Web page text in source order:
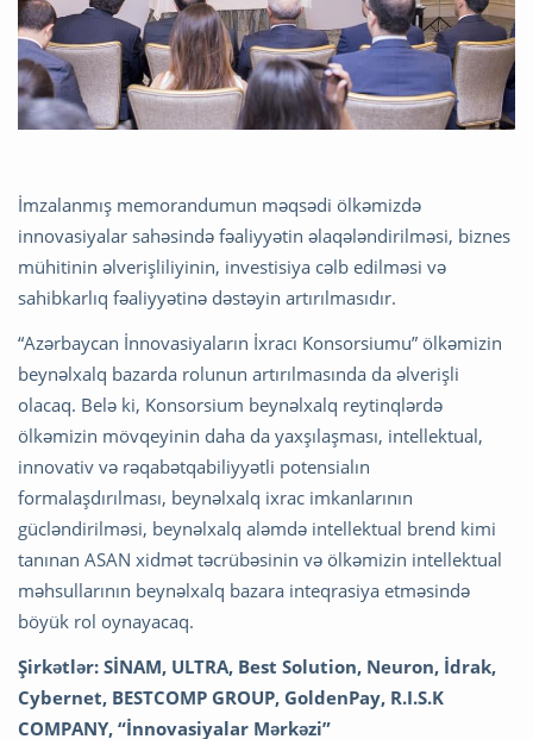
İmzalanmış memorandumun məqsədi ölkəmizdə
innovasiyalar sahəsində fəaliyyətin əlaqələndirilməsi, biznes
mühitinin əlverişliliyinin, investisiya cəlb edilməsi və
sahibkarlıq fəaliyyətinə dəstəyin artırılmasıdır.
“Azərbaycan İnnovasiyaların İxracı Konsorsiumu” ölkəmizin
beynəlxalq bazarda rolunun artırılmasında da əlverişli
olacaq. Belə ki, Konsorsium beynəlxalq reytinqlərdə
ölkəmizin mövqeyinin daha da yaxşılaşması, intellektual,
innovativ və rəqabətqabiliyyətli potensialın
formalaşdırılması, beynəlxalq ixrac imkanlarının
gücləndirilməsi, beynəlxalq aləmdə intellektual brend kimi
tanınan ASAN xidmət təcrübəsinin və ölkəmizin intellektual
məhsullarının beynəlxalq bazara inteqrasiya etməsində
böyük rol oynayacaq.
Şirkətlər: SİNAM, ULTRA, Best Solution, Neuron, İdrak,
Cybernet, BESTCOMP GROUP, GoldenPay, R.I.S.K
COMPANY, “İnnovasiyalar Mərkəzi”